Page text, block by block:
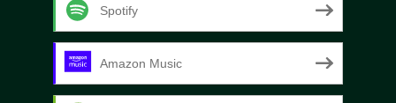
Spotify
Amazon Music